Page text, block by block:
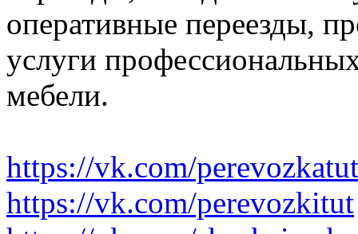
оперативные переезды,
услуги
мебели.
https://vk.com/perevozkatut
https://vk.com/perevozkitut